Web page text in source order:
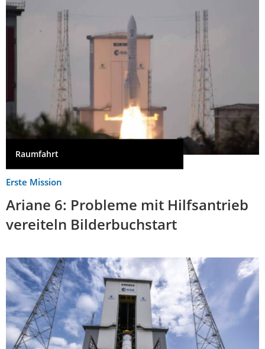
Raumfahrt
Erste Mission
Ariane 6: Probleme mit Hilfsantrieb
vereiteln Bilderbuchstart